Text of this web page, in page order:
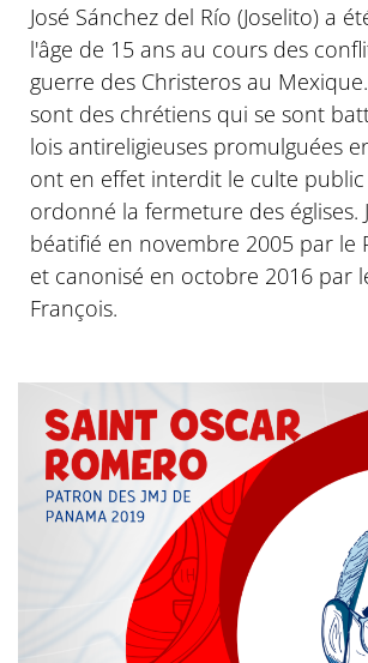
José Sánchez del Río (Joselito) a
l'âge de 15 ans au cours des
guerre des Christeros au
sont des chrétiens qui se sont
lois antireligieuses promulguées
ont en effet interdit le culte
ordonné la fermeture des églises.
béatifié en novembre 2005 par le
et canonisé en octobre 2016 par
François.